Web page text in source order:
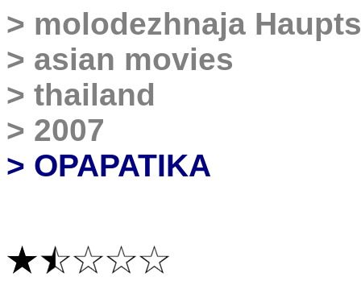
> molodezhnaja
> asian movies
> thailand
> 2007
> OPAPATIKA